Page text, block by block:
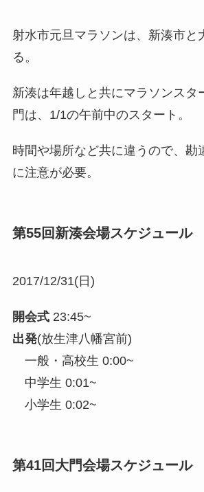
射水市元旦マラソンは、新湊市と
る。
新湊は年越しと共にマラソンスタ
門は、1/1の午前中のスタート。
時間や場所など共に違うので、勘
に注意が必要。
第55回新湊会場スケジュール
2017/12/31(日)
開会式23:45~
出発(放生津八幡宮前)
一般・高校生 0:00~
中学生 0:01~
小学生 0:02~
第41回大門会場スケジュール